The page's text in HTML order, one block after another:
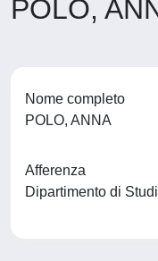
POLO,
Nome completo
POLO, ANNA
Afferenza
Dipartimento di